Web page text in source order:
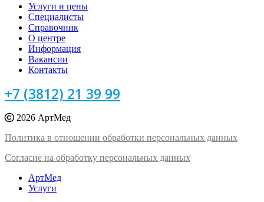
Услуги и цены
Специалисты
Справочник
О центре
Информация
Вакансии
Контакты
+7 (3812) 21 39 99
2026 АртМед
Политика в отношении обработки персональных данных
Согласие на обработку персональных данных
АртМед
Услуги